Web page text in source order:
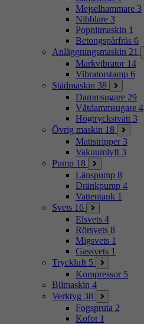
Mejselhammare 3
Nibblare 3
Popnitmaskin 1
Betongspårfräs 6
Anläggningsmaskin 21
Markvibrator 14
Vibratorstamp 6
Städmaskin 38
Dammsugare 29
Våtdammsugare 4
Högtryckstvätt 3
Övrig maskin 18
Mattstripper 3
Vakuumlyft 3
Pump 18
Länspump 8
Dränkpump 4
Vattentank 1
Svets 16
Elsvets 4
Rörsvets 8
Migsvets 1
Gassvets 1
Tryckluft 5
Kompressor 5
Bilmaskin 4
Verktyg 38
Fogspruta 2
Kofot 1